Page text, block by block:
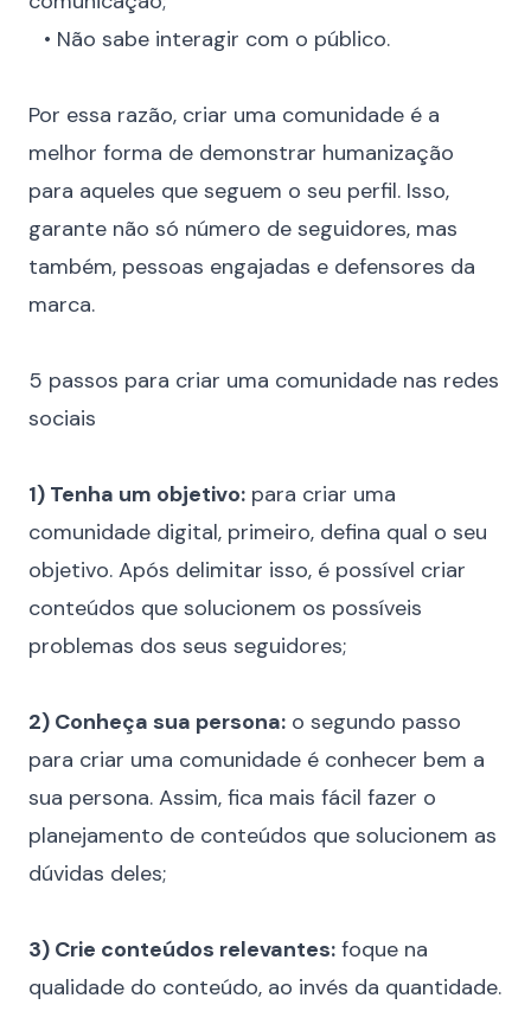
⠀• Não sabe interagir com o público.
Por essa razão, criar uma comunidade é a
melhor forma de demonstrar humanização
para aqueles que seguem o seu perfil. Isso,
garante não só número de seguidores, mas
também, pessoas engajadas e defensores da
marca.
5 passos para criar uma comunidade nas redes
sociais
1) Tenha um objetivo: para criar uma
comunidade digital, primeiro, defina qual o seu
objetivo. Após delimitar isso, é possível criar
conteúdos que solucionem os possíveis
problemas dos seus seguidores;
2) Conheça sua persona: o segundo passo
para criar uma comunidade é conhecer bem a
sua persona. Assim, fica mais fácil fazer o
planejamento de conteúdos que solucionem as
dúvidas deles;
3) Crie conteúdos relevantes: foque na
qualidade do conteúdo, ao invés da quantidade.